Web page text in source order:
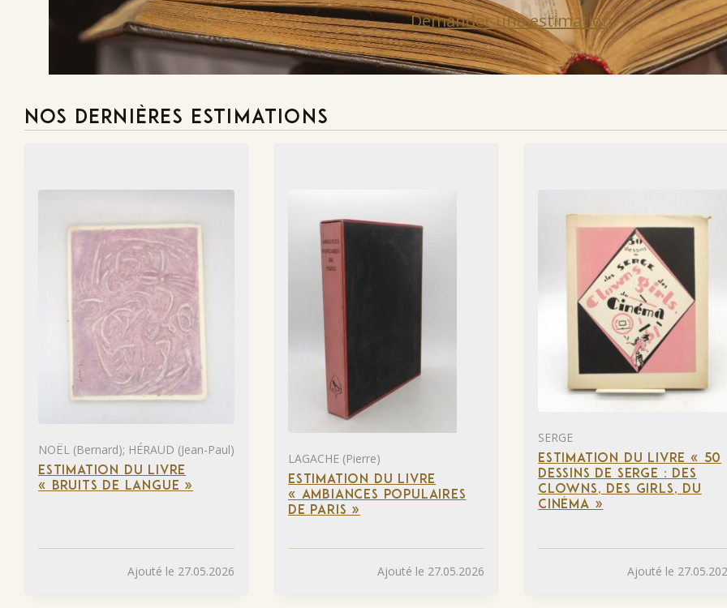
Demander une estimation
NOS DERNIÈRES ESTIMATIONS
NOËL (Bernard); HÉRAUD (Jean-Paul)
ESTIMATION DU LIVRE
« BRUITS DE LANGUE »
Ajouté le 27.05.2026
LAGACHE (Pierre)
ESTIMATION DU LIVRE
« AMBIANCES POPULAIRES
DE PARIS »
Ajouté le 27.05.2026
SERGE
ESTIMATION DU LIVRE « 50
DESSINS DE SERGE : DES
CLOWNS, DES GIRLS, DU
CINÉMA »
Ajouté le